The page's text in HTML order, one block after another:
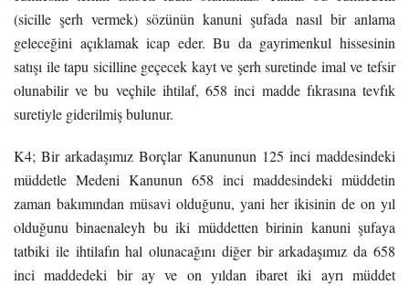
(sicille şerh vermek) sözünün kanuni şufada nasıl bir anlama
geleceğini açıklamak icap eder. Bu da gayrimenkul hissesinin
satışı ile tapu sicilline geçecek kayt ve şerh suretinde imal ve tefsir
olunabilir ve bu veçhile ihtilaf, 658 inci madde fıkrasına tevfık
suretiyle giderilmiş bulunur.
K4; Bir arkadaşımız Borçlar Kanununun 125 inci maddesindeki
müddetle Medeni Kanunun 658 inci maddesindeki müddetin
zaman bakımından müsavi olduğunu, yani her ikisinin de on yıl
olduğunu binaenaleyh bu iki müddetten birinin kanuni şufaya
tatbiki ile ihtilafın hal olunacağını diğer bir arkadaşımız da 658
inci maddedeki bir ay ve on yıldan ibaret iki ayrı müddet